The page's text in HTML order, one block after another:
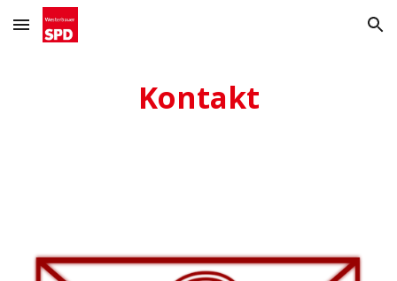
Skip to main content Skip to navigation
Kontakt